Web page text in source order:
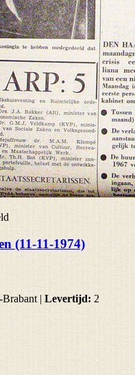
(11-11-1974)
| Levertijd: 2